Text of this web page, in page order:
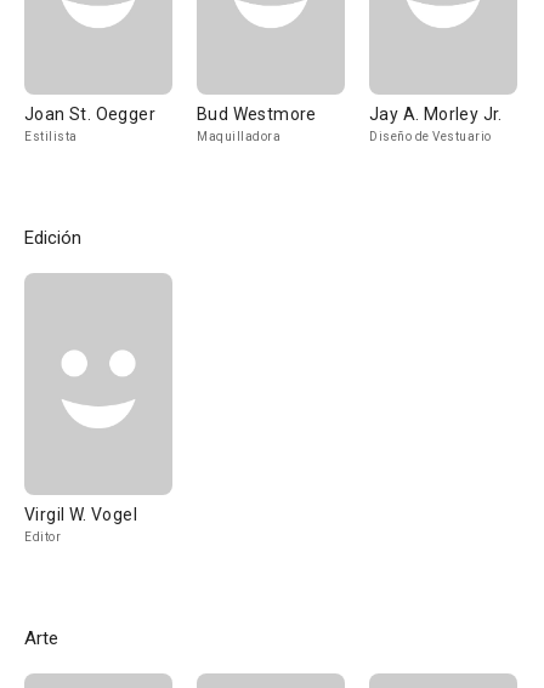
Joan St. Oegger
Estilista
Bud Westmore
Maquilladora
Jay A. Morley Jr.
Diseño de Vestuario
Edición
Virgil W. Vogel
Editor
Arte